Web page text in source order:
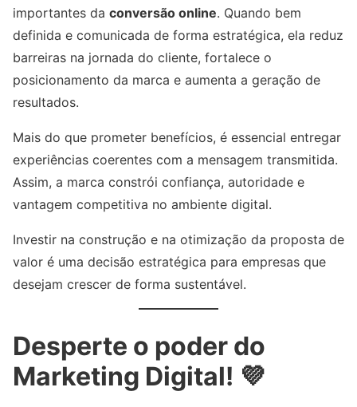
importantes da conversão online. Quando bem
definida e comunicada de forma estratégica, ela reduz
barreiras na jornada do cliente, fortalece o
posicionamento da marca e aumenta a geração de
resultados.
Mais do que prometer benefícios, é essencial entregar
experiências coerentes com a mensagem transmitida.
Assim, a marca constrói confiança, autoridade e
vantagem competitiva no ambiente digital.
Investir na construção e na otimização da proposta de
valor é uma decisão estratégica para empresas que
desejam crescer de forma sustentável.
Desperte o poder do
Marketing Digital! 💜